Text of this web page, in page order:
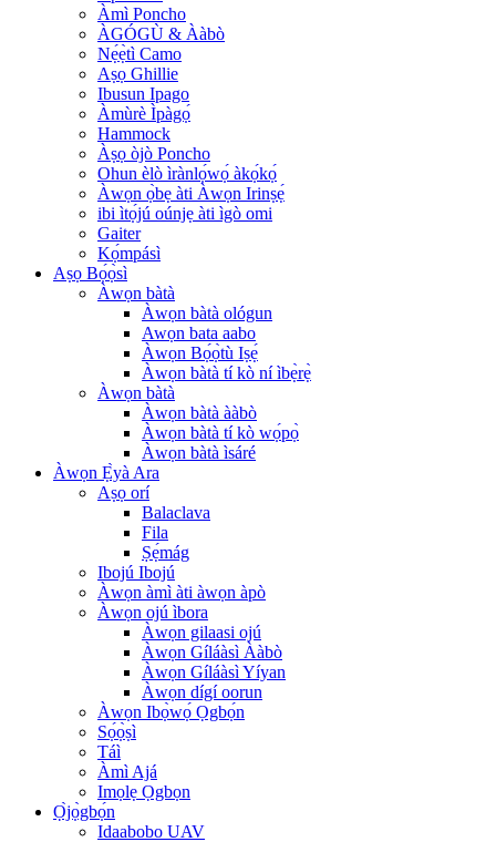
Àmì Poncho
ÀGÓGÙ & Ààbò
Nẹ́ẹ̀tì Camo
Aṣọ Ghillie
Ibusun Ipago
Àmùrè Ìpàgọ́
Hammock
Àṣọ òjò Poncho
Ohun èlò ìrànlọ́wọ́ àkọ́kọ́
Àwọn ọ̀bẹ àti Àwọn Irinṣẹ́
ibi ìtọ́jú oúnjẹ àti ìgò omi
Gaiter
Kọ́mpásì
Aṣọ Bọ́ọ̀sì
Àwọn bàtà
Àwọn bàtà ológun
Awọn bata aabo
Àwọn Bọ́ọ̀tù Iṣẹ́
Àwọn bàtà tí kò ní ìbẹ̀rẹ̀
Àwọn bàtà
Àwọn bàtà ààbò
Àwọn bàtà tí kò wọ́pọ̀
Àwọn bàtà ìsáré
Àwọn Ẹ̀yà Ara
Aṣọ orí
Balaclava
Fila
Ṣẹ́mág
Ibojú Ibojú
Àwọn àmì àti àwọn àpò
Àwọn ojú ìbora
Àwọn gilaasi ojú
Àwọn Gíláàsì Ààbò
Àwọn Gíláàsì Yíyan
Àwọn dígí oorun
Àwọn Ibọ̀wọ́ Ọgbọ́n
Sọ́ọ̀ṣì
Táì
Àmì Ajá
Imọlẹ Ọgbọn
Ọ̀jọ̀gbọ́n
Idaabobo UAV